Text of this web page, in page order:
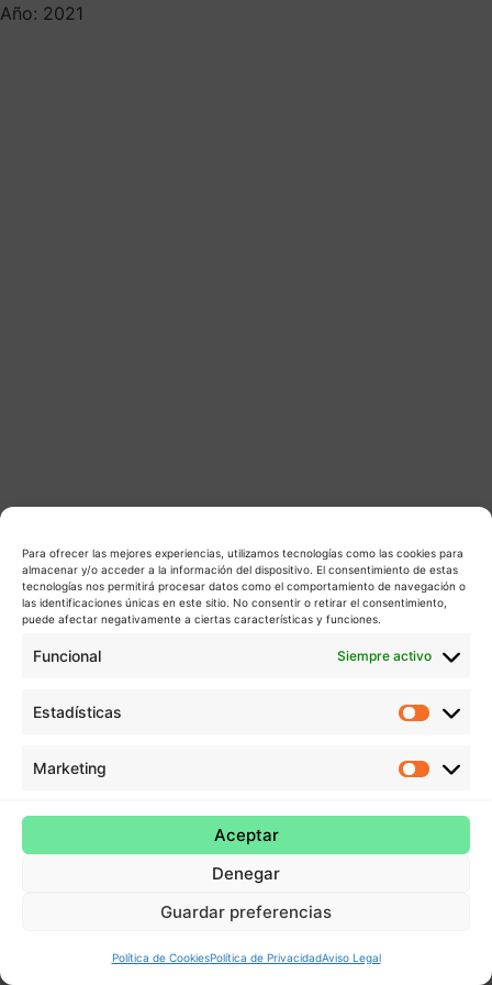
Para ofrecer las mejores experiencias, utilizamos tecnologías como las cookies para
almacenar y/o acceder a la información del dispositivo. El consentimiento de estas
tecnologías nos permitirá procesar datos como el comportamiento de navegación o
las identificaciones únicas en este sitio. No consentir o retirar el consentimiento,
puede afectar negativamente a ciertas características y funciones.
Funcional Siempre activo
Estadísticas
Marketing
Aceptar
Denegar
Guardar preferencias
Política de CookiesPolítica de PrivacidadAviso Legal
Año: 2021